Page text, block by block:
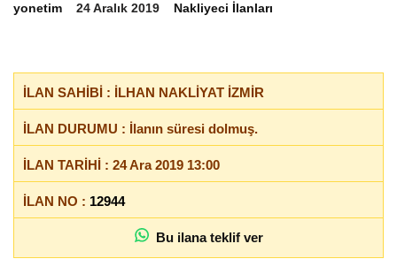
yonetim 24 Aralık 2019 Nakliyeci İlanları
İLAN SAHİBİ : İLHAN NAKLİYAT İZMİR
İLAN DURUMU : İlanın süresi dolmuş.
İLAN TARİHİ : 24 Ara 2019 13:00
İLAN NO : 12944
Bu ilana teklif ver